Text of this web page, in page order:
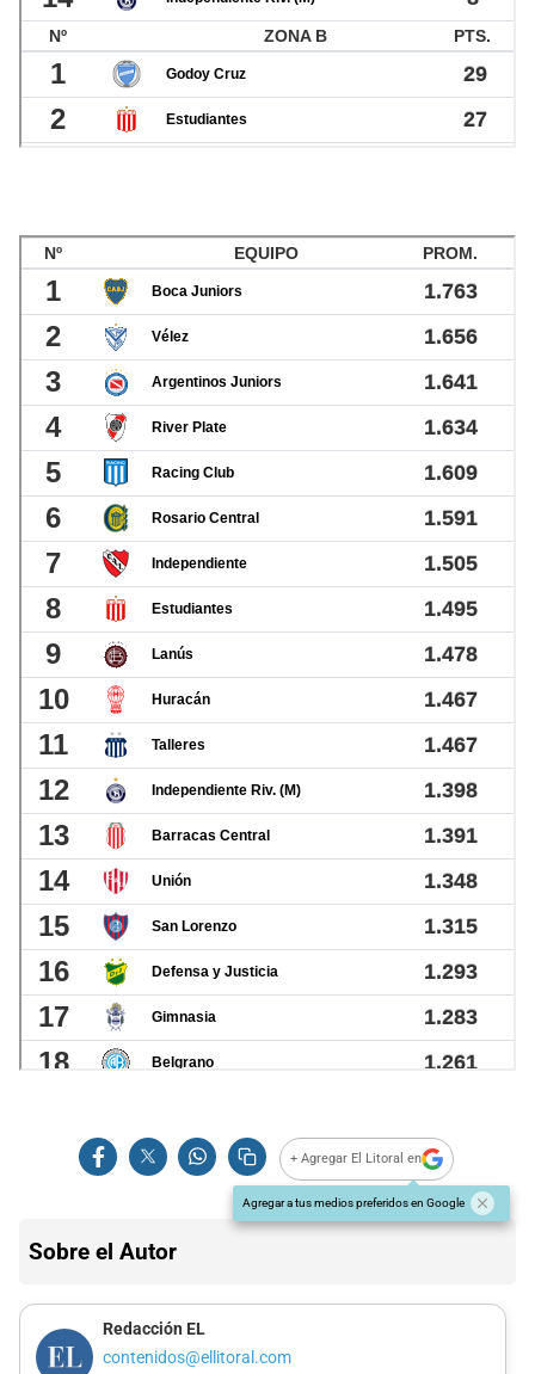
+ Agregar El Litoral en
Agregar a tus medios preferidos en Google
Sobre el Autor
Redacción EL
contenidos@ellitoral.com